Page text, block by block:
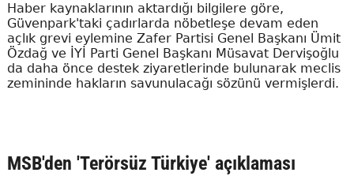
Haber kaynaklarının aktardığı bilgilere göre,
Güvenpark'taki çadırlarda nöbetleşe devam eden
açlık grevi eylemine Zafer Partisi Genel Başkanı Ümit
Özdağ ve İYİ Parti Genel Başkanı Müsavat Dervişoğlu
da daha önce destek ziyaretlerinde bulunarak meclis
zemininde hakların savunulacağı sözünü vermişlerdi.
MSB'den 'Terörsüz Türkiye' açıklaması